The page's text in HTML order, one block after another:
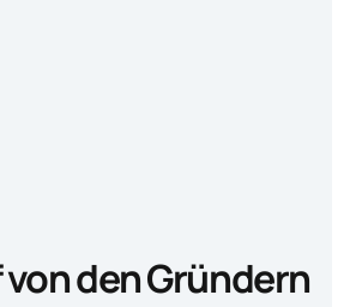
von den Gründern